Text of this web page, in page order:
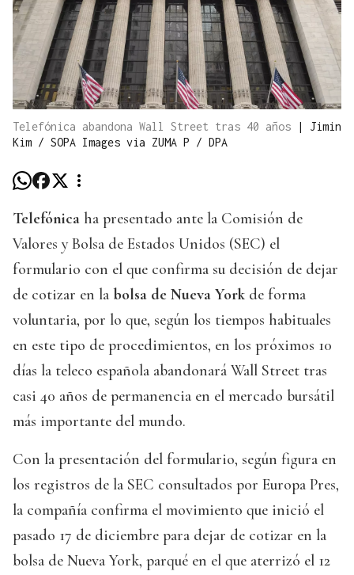
Telefónica abandona Wall Street tras 40 años | Jimin
Kim / SOPA Images via ZUMA P / DPA
Telefónica ha presentado ante la Comisión de
Valores y Bolsa de Estados Unidos (SEC) el
formulario con el que confirma su decisión de dejar
de cotizar en la bolsa de Nueva York de forma
voluntaria, por lo que, según los tiempos habituales
en este tipo de procedimientos, en los próximos 10
días la teleco española abandonará Wall Street tras
casi 40 años de permanencia en el mercado bursátil
más importante del mundo.
Con la presentación del formulario, según figura en
los registros de la SEC consultados por Europa Pres,
la compañía confirma el movimiento que inició el
pasado 17 de diciembre para dejar de cotizar en la
bolsa de Nueva York, parqué en el que aterrizó el 12